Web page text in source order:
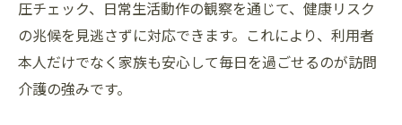
地域密着型訪問介護が提供するサポート力
訪問介護選びで重視すべき安心ポイント
ご家族も納得の訪問介護のサポート内容
圧チェック、日常生活動作の観察を通じて、健康リスク
の兆候を見逃さずに対応できます。これにより、利用者
本人だけでなく家族も安心して毎日を過ごせるのが訪問
介護の強みです。